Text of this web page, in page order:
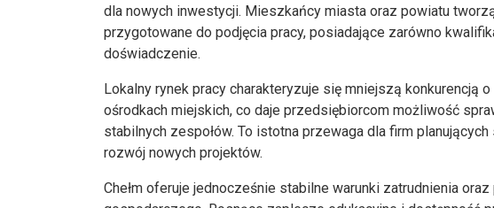
dla nowych inwestycji. Mieszkańcy miasta oraz powiatu
przygotowane do podjęcia pracy, posiadające zarówno
doświadczenie.
Lokalny rynek pracy charakteryzuje się mniejszą konkurencją
ośrodkach miejskich, co daje przedsiębiorcom możliwość
stabilnych zespołów. To istotna przewaga dla firm
rozwój nowych projektów.
Chełm oferuje jednocześnie stabilne warunki zatrudnienia